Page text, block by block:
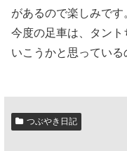
があるので楽しみです
今度の足車は、タン
いこうかと思っている
つぶやき日記